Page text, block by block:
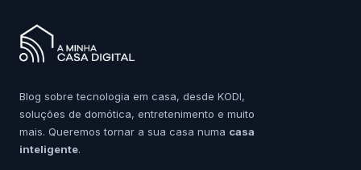
Blog sobre tecnologia em casa, desde KODI,
soluções de domótica, entretenimento e muito
mais. Queremos tornar a sua casa numa casa
inteligente.